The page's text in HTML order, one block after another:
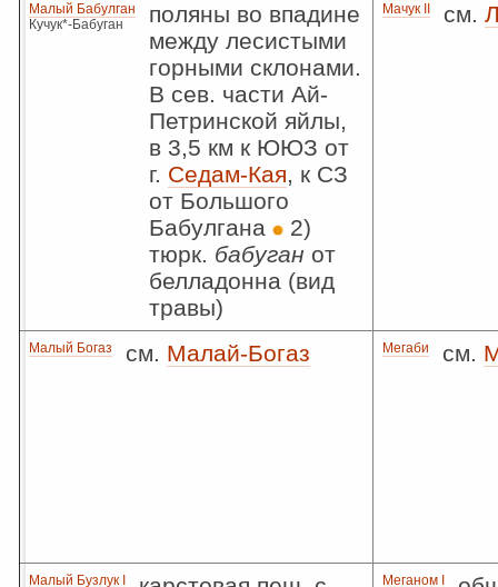
Малый Бабулган
Кучук*-Бабуган
поляны во впадине
между лесистыми
горными склонами.
В сев. части Ай-
Петринской яйлы,
в 3,5 км к ЮЮЗ от
г. Седам-Кая, к СЗ
от Большого
Бабулгана
2)
тюрк. бабуган от
белладонна (вид
травы)
Мачук II см.
Малый Богаз см. Малай-Богаз Мегаби см.
Малый Бузлук I Меганом I